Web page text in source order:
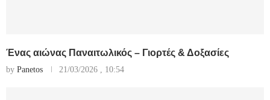
Ένας αιώνας Παναιτωλικός – Γιορτές & Δοξασίες
by Panetos 21/03/2026 , 10:54